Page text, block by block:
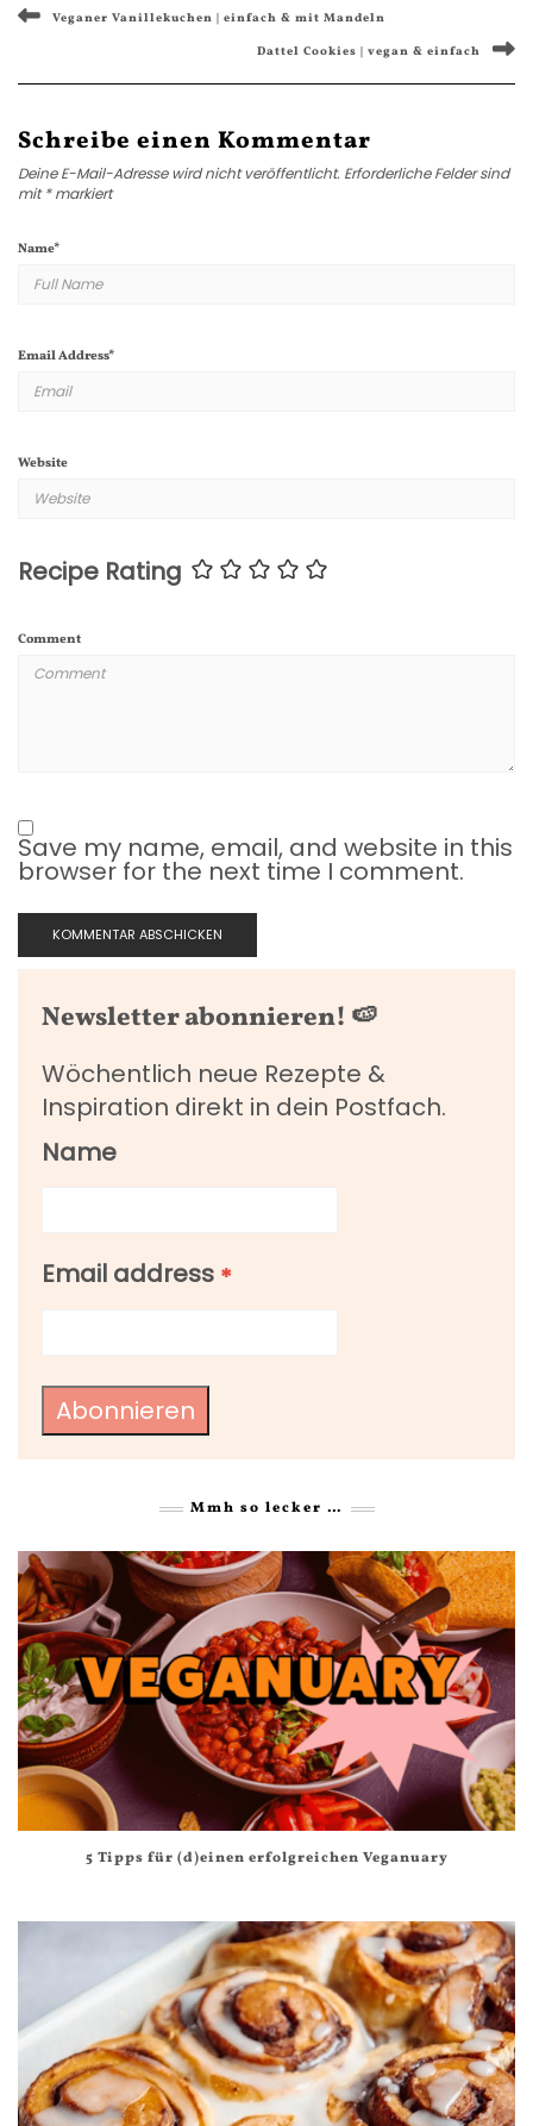
Veganer Vanillekuchen | einfach & mit Mandeln
Dattel Cookies | vegan & einfach
Schreibe einen Kommentar
Deine E-Mail-Adresse wird nicht veröffentlicht. Erforderliche Felder sind
mit*markiert
Name*
Email Address*
Website
Recipe Rating
Comment
Save my name, email, and website in this
browser for the next time I comment.
Newsletter abonnieren! 🍉
Wöchentlich neue Rezepte &
Inspiration direkt in dein Postfach.
Name
Email address *
Abonnieren
Mmh so lecker …
5 Tipps für (d)einen erfolgreichen Veganuary